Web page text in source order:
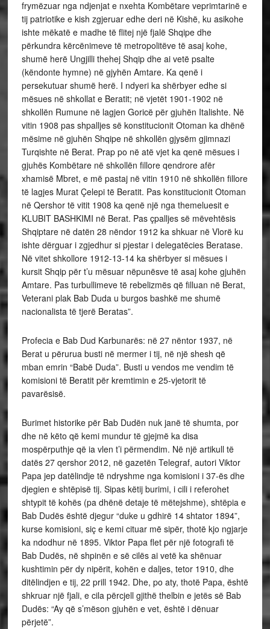
frymëzuar nga ndjenjat e nxehta Kombëtare veprimtarinë e
tij patriotike e kish zgjeruar edhe deri në Kishë, ku asikohe
ishte mëkatë e madhe të flitej një fjalë Shqipe dhe
përkundra kërcënimeve të metropolitëve të asaj kohe,
shumë herë Ungjilli thehej Shqip dhe ai vetë psalte
(këndonte hymne) në gjyhën Amtare. Ka qenë i
persekutuar shumë herë. I ndyeri ka shërbyer edhe si
mësues në shkollat e Beratit; në vjetët 1901-1902 në
shkollën Rumune në lagjen Goricë për gjuhën Italishte. Në
vitin 1908 pas shpalljes së konstitucionit Otoman ka dhënë
mësime në gjuhën Shqipe në shkollën gjysëm gjimnazi
Turqishte në Berat. Prap po në atë vjet ka qenë mësues i
gjuhës Kombëtare në shkollën fillore qendrore afër
xhamisë Mbret, e më pastaj në vitin 1910 në shkollën fillore
të lagjes Murat Çelepi të Beratit. Pas konstitucionit Otoman
në Qershor të vitit 1908 ka qenë një nga themeluesit e
KLUBIT BASHKIMI në Berat. Pas çpalljes së mëvehtësis
Shqiptare në datën 28 nëndor 1912 ka shkuar në Vlorë ku
ishte dërguar i zgjedhur si pjestar i delegatëcies Beratase.
Në vitet shkollore 1912-13-14 ka shërbyer si mësues i
kursit Shqip për t’u mësuar nëpunësve të asaj kohe gjuhën
Amtare. Pas turbullimeve të rebelizmës që filluan në Berat,
Veterani plak Bab Duda u burgos bashkë me shumë
nacionalista të tjerë Beratas”.
Profecia e Bab Dud Karbunarës: në 27 nëntor 1937, në
Berat u përurua busti në mermer i tij, në një shesh që
mban emrin “Babë Duda”. Busti u vendos me vendim të
komisioni të Beratit për kremtimin e 25-vjetorit të
pavarësisë.
Burimet historike për Bab Dudën nuk janë të shumta, por
dhe në këto që kemi mundur të gjejmë ka disa
mospërputhje që ia vlen t’i përmendim. Në një artikull të
datës 27 qershor 2012, në gazetën Telegraf, autori Viktor
Papa jep datëlindje të ndryshme nga komisioni i 37-ës dhe
djegien e shtëpisë tij. Sipas këtij burimi, i cili i referohet
shtypit të kohës (pa dhënë detaje të mëtejshme), shtëpia e
Bab Dudës është djegur “duke u gdhirë 14 shtator 1894”,
kurse komisioni, siç e kemi cituar më sipër, thotë kjo ngjarje
ka ndodhur në 1895. Viktor Papa flet për një fotografi të
Bab Dudës, në shpinën e së cilës ai vetë ka shënuar
kushtimin për dy nipërit, kohën e daljes, tetor 1910, dhe
ditëlindjen e tij, 22 prill 1942. Dhe, po aty, thotë Papa, është
shkruar një fjali, e cila përcjell gjithë thelbin e jetës së Bab
Dudës: “Ay që s’mëson gjuhën e vet, është i dënuar
përjetë”.